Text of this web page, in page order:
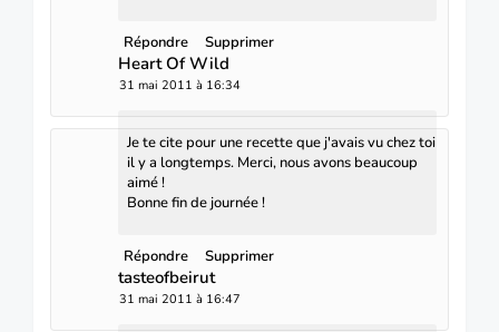
Répondre Supprimer
Heart Of Wild
31 mai 2011 à 16:34
Je te cite pour une recette que j'avais vu chez toi
il y a longtemps. Merci, nous avons beaucoup
aimé !
Bonne fin de journée !
Répondre Supprimer
tasteofbeirut
31 mai 2011 à 16:47